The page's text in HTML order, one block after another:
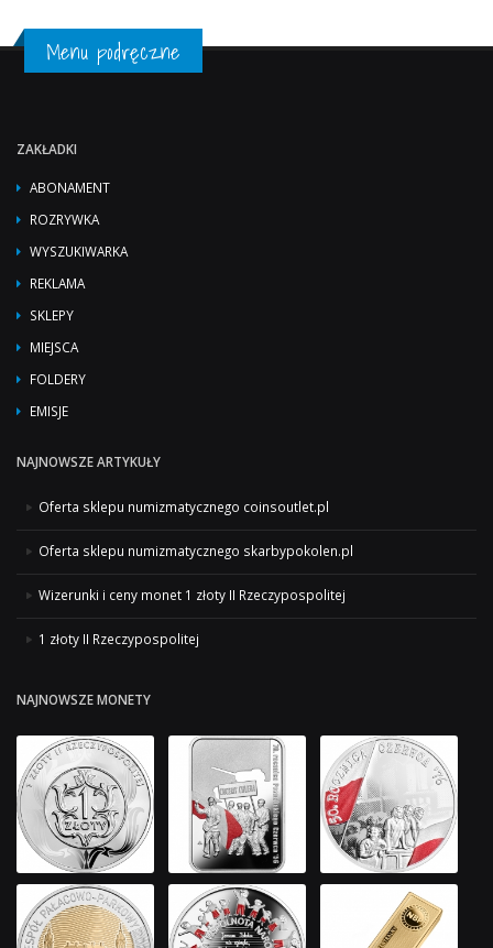
Menu podręczne
ZAKŁADKI
ABONAMENT
ROZRYWKA
WYSZUKIWARKA
REKLAMA
SKLEPY
MIEJSCA
FOLDERY
EMISJE
NAJNOWSZE ARTYKUŁY
Oferta sklepu numizmatycznego coinsoutlet.pl
Oferta sklepu numizmatycznego skarbypokolen.pl
Wizerunki i ceny monet 1 złoty II Rzeczypospolitej
1 złoty II Rzeczypospolitej
NAJNOWSZE MONETY